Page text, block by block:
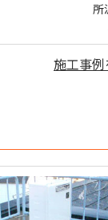
所
施工事